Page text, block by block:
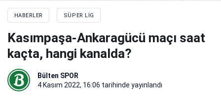
HABERLER SÜPER LIG
Kasımpaşa-Ankaragücü maçı saat
kaçta, hangi kanalda?
Bülten SPOR
4 Kasım 2022, 16:06 tarihinde yayınlandı